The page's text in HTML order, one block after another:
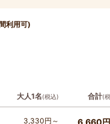
利用可)
大人1名(税込) 合計(
3,330円～